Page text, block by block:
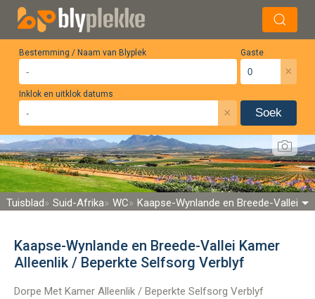
Bestemming / Naam van Blyplek Gaste
×
Inklok en uitklok datums
× Soek
Tuisblad Suid-Afrika WC Kaapse-Wynlande en Breede-Vallei
Kaapse-Wynlande en Breede-Vallei Kamer
Alleenlik / Beperkte Selfsorg Verblyf
Dorpe Met Kamer Alleenlik / Beperkte Selfsorg Verblyf